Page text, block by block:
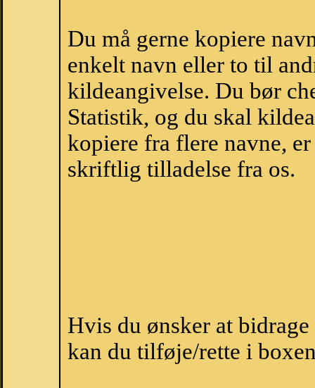
Du må gerne kopiere
enkelt navn eller to til
kildeangivelse. Du bør
Statistik, og du skal
kopiere fra flere navne,
skriftlig tilladelse fra os.
Hvis du ønsker at
kan du tilføje/rette i